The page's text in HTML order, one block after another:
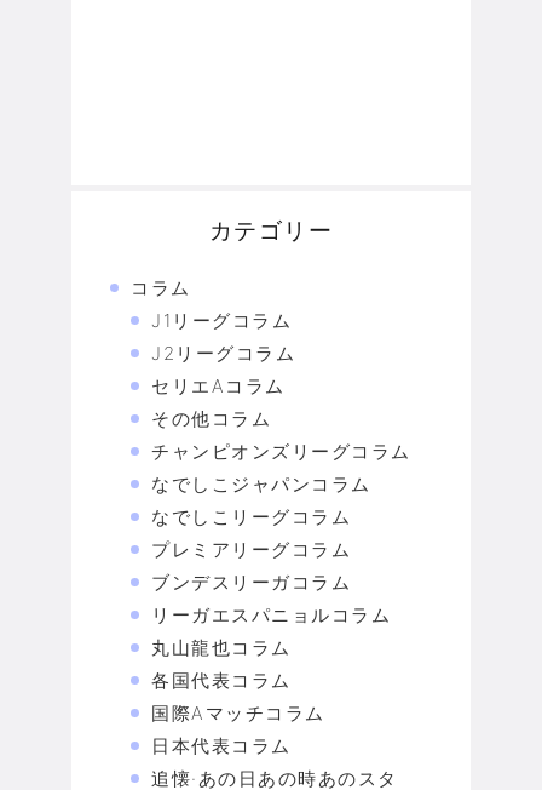
カテゴリー
コラム
J1リーグコラム
J2リーグコラム
セリエAコラム
その他コラム
チャンピオンズリーグコラム
なでしこジャパンコラム
なでしこリーグコラム
プレミアリーグコラム
ブンデスリーガコラム
リーガエスパニョルコラム
丸山龍也コラム
各国代表コラム
国際Aマッチコラム
日本代表コラム
追懐·あの日あの時あのスタ